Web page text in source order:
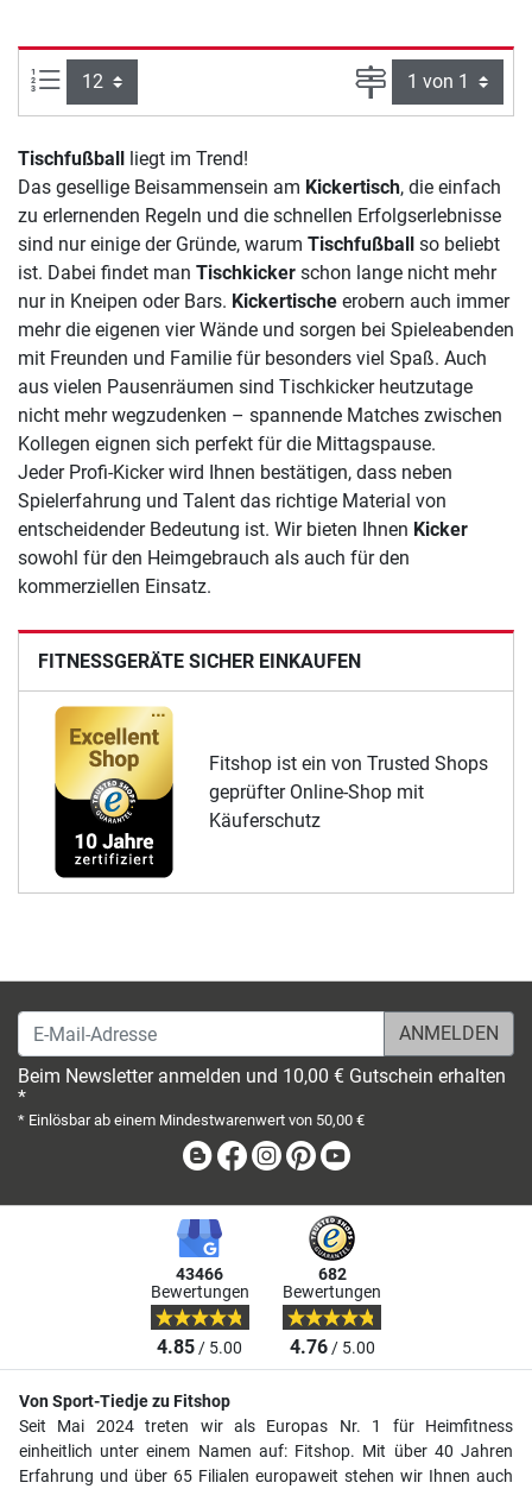
Artikel pro Seite: Seite
FITNESSGERÄTE SICHER EINKAUFEN
Fitshop ist ein von Trusted Shops
geprüfter Online-Shop mit
Käuferschutz
Tischfußball
liegt im Trend!
Das gesellige Beisammensein am Kickertisch, die einfach
zu erlernenden Regeln und die schnellen Erfolgserlebnisse
sind nur einige der Gründe, warum Tischfußball
so beliebt
ist. Dabei findet man Tischkicker schon lange nicht mehr
nur in Kneipen oder Bars. Kickertische erobern auch immer
mehr die eigenen vier Wände und sorgen bei Spieleabenden
mit Freunden und Familie für besonders viel Spaß. Auch
aus vielen Pausenräumen sind Tischkicker heutzutage
nicht mehr wegzudenken – spannende Matches zwischen
Kollegen eignen sich perfekt für die Mittagspause.
Jeder Profi-Kicker wird Ihnen bestätigen, dass neben
Spielerfahrung und Talent das richtige Material von
entscheidender Bedeutung ist. Wir bieten Ihnen Kicker
sowohl für den Heimgebrauch als auch für den
kommerziellen Einsatz.
E-Mail-Adresse
Beim Newsletter anmelden und 10,00 € Gutschein erhalten
*
* Einlösbar ab einem Mindestwarenwert von 50,00 €
BlogFacebook
Instagram
Pinterest
43466
Bewertungen
4.85/ 5.00
682
Bewertungen
4.76/ 5.00
Von Sport-Tiedje zu Fitshop
Seit Mai 2024 treten wir als Europas Nr. 1 für Heimfitness
einheitlich unter einem Namen auf: Fitshop. Mit über 40 Jahren
Erfahrung und über 65 Filialen europaweit stehen wir Ihnen auch